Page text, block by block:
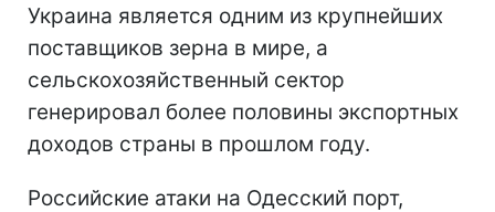
Украина является одним из крупнейших
поставщиков зерна в мире, а
сельскохозяйственный сектор
генерировал более половины экспортных
доходов страны в прошлом году.
Российские атаки на Одесский порт,